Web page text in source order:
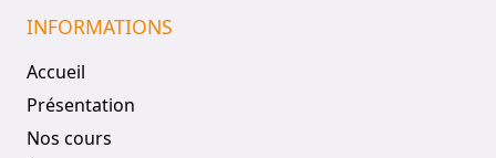
INFORMATIONS
Accueil
Présentation
Nos cours